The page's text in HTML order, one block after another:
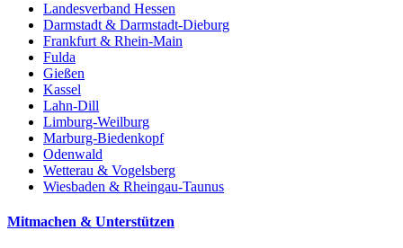
Landesverband Hessen
Darmstadt & Darmstadt-Dieburg
Frankfurt & Rhein-Main
Fulda
Gießen
Kassel
Lahn-Dill
Limburg-Weilburg
Marburg-Biedenkopf
Odenwald
Wetterau & Vogelsberg
Wiesbaden & Rheingau-Taunus
Mitmachen & Unterstützen